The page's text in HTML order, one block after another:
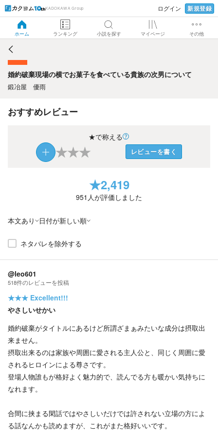
KADOKAWA Group ログイン 新規登録
ホーム ランキング 小説を探す マイページ その他
婚約破棄現場の横でお菓子を食べている貴族の次男について
婚約破棄現場の横でお菓子を食べている貴族の次男について
鍛冶屋 優雨
おすすめレビュー
★で称える
★★★ レビューを書く
★2,419
951 人が評価しました
本文あり 日付が新しい順
ネタバレを除外する
@leo601
518件のレビューを投稿
★★★ Excellent!!!
やさしいせかい
婚約破棄がタイトルにあるけど所謂ざまぁみたいな成分は摂取出
来ません。
摂取出来るのは家族や周囲に愛される主人公と、同じく周囲に愛
されるヒロインによる尊さです。
登場人物誰もが格好よく魅力的で、読んでる方も暖かい気持ちに
なれます。
合間に挟まる閑話ではやさしいだけでは許されない立場の方によ
る話なんかも読めますが、これがまた格好いいです。